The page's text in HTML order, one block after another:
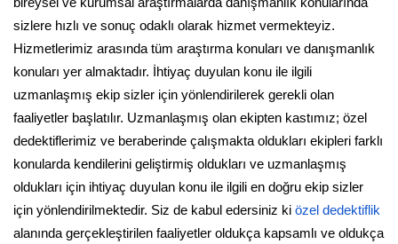
sizlere hızlı ve sonuç odaklı olarak hizmet vermekteyiz.
Hizmetlerimiz arasında tüm araştırma konuları ve danışmanlık
konuları yer almaktadır. İhtiyaç duyulan konu ile ilgili
uzmanlaşmış ekip sizler için yönlendirilerek gerekli olan
faaliyetler başlatılır. Uzmanlaşmış olan ekipten kastımız; özel
dedektiflerimiz ve beraberinde çalışmakta oldukları ekipleri farklı
konularda kendilerini geliştirmiş oldukları ve uzmanlaşmış
oldukları için ihtiyaç duyulan konu ile ilgili en doğru ekip sizler
için yönlendirilmektedir. Siz de kabul edersiniz ki özel dedektiflik
alanında gerçekleştirilen faaliyetler oldukça kapsamlı ve oldukça